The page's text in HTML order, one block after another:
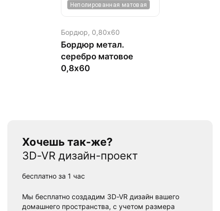
Неполированная матовая
Бордюр, 0,80х60
Бордюр метал.
серебро матовое
0,8х60
Хочешь так-же?
3D-VR дизайн-проект
бесплатно за 1 час
Мы бесплатно создадим 3D-VR дизайн вашего
домашнего пространства, с учетом размера